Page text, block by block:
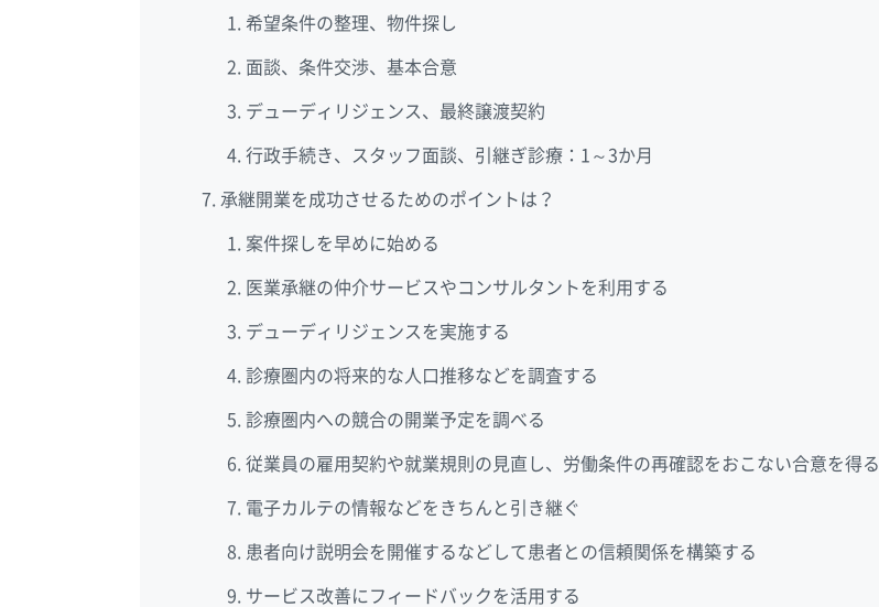
希望条件の整理、物件探し
面談、条件交渉、基本合意
デューディリジェンス、最終譲渡契約
行政手続き、スタッフ面談、引継ぎ診療：1～3か月
承継開業を成功させるためのポイントは？
案件探しを早めに始める
医業承継の仲介サービスやコンサルタントを利用する
デューディリジェンスを実施する
診療圏内の将来的な人口推移などを調査する
診療圏内への競合の開業予定を調べる
従業員の雇用契約や就業規則の見直し、労働条件の再確認をおこない合意を得る
電子カルテの情報などをきちんと引き継ぐ
患者向け説明会を開催するなどして患者との信頼関係を構築する
サービス改善にフィードバックを活用する